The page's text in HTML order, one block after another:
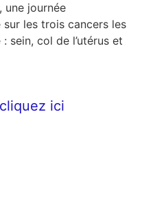
une journée
les trois cancers les
sein, col de l’utérus et
cliquez ici